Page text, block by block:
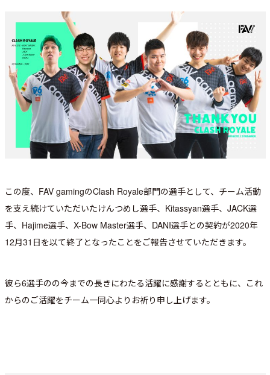
この度、FAV gamingのClash Royale部門の選手として、チーム活動
を支え続けていただいたけんつめし選手、Kitassyan選手、JACK選
手、Hajime選手、X-Bow Master選手、DANI選手との契約が2020年
12月31日を以て終了となったことをご報告させていただきます。
彼ら6選手のの今までの長きにわたる活躍に感謝するとともに、これ
からのご活躍をチーム一同心よりお祈り申し上げます。